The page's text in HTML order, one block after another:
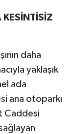
daha
yaklaşık
ada
ana otoparkı
Caddesi